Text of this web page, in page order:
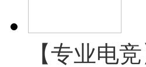
【专业电